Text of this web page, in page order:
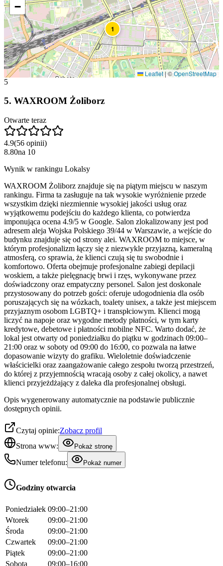
1
−
Leaflet|©OpenStreetMap
5
5. WAXROOM Żoliborz
Otwarte teraz
4.9(56 opinii)
8.80na 10
Wynik w rankingu Lokalsy
WAXROOM Żoliborz znajduje się na piątym miejscu w naszym
rankingu. Firma ta zasługuje na tak wysokie wyróżnienie przede
wszystkim dzięki niezmiennie wysokiej jakości usług oraz
wyjątkowemu podejściu do każdego klienta, co potwierdza
imponująca ocena 4.9/5 w Google. Salon zlokalizowany jest pod
adresem aleja Wojska Polskiego 39/44 w Warszawie, a wejście do
budynku znajduje się od strony alei. WAXROOM to miejsce, w
którym profesjonalizm łączy się z niezwykle przyjazną, kameralną
atmosferą, co sprawia, że klienci czują się tu swobodnie i
komfortowo. Oferta obejmuje profesjonalne zabiegi depilacji
woskiem, a także pielęgnację brwi i rzęs, wykonywane przez
doświadczony oraz empatyczny personel. Salon jest doskonale
przystosowany do potrzeb gości: oferuje udogodnienia dla osób
poruszających się na wózkach, toalety unisex, a także jest miejscem
przyjaznym osobom LGBTQ+ i transpłciowym. Klienci mogą
liczyć na napoje oraz wygodne metody płatności, w tym karty
kredytowe, debetowe i płatności mobilne NFC. Warto dodać, że
lokal jest otwarty od poniedziałku do piątku w godzinach 09:00–
21:00 oraz w soboty od 09:00 do 16:00, co pozwala na łatwe
dopasowanie wizyty do grafiku. Wieloletnie doświadczenie
właścicielki oraz zaangażowanie całego zespołu tworzą przestrzeń,
do której z przyjemnością wracają osoby z całej okolicy, a nawet
klienci przyjeżdżający z daleka dla profesjonalnej obsługi.
Opis wygenerowany automatycznie na podstawie publicznie
dostępnych opinii.
Czytaj opinie:Zobacz profil
Strona www:
Pokaż stronę
Numer telefonu: Pokaż numer
Godziny otwarcia
Poniedziałek 09:00–21:00
Wtorek
09:00–21:00
Środa
09:00–21:00
Czwartek
09:00–21:00
Piątek
09:00–21:00
Sobota
09:00–16:00